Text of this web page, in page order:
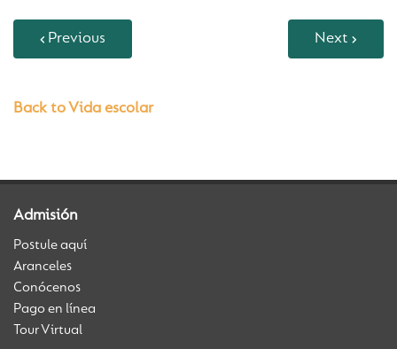
Previous Next
Back to Vida escolar
Admisión
Postule aquí
Aranceles
Conócenos
Pago en línea
Tour Virtual